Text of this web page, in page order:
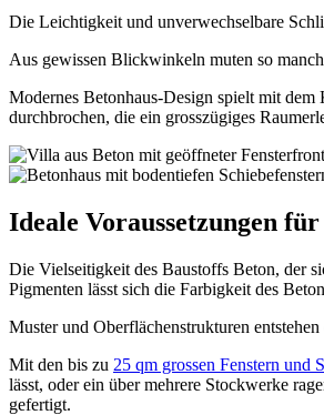
Die Leichtigkeit und unverwechselbare
Aus gewissen Blickwinkeln muten so
Modernes Betonhaus-Design spielt mit
durchbrochen, die ein grosszügiges
Ideale Voraussetzungen
Die Vielseitigkeit des Baustoffs Beton, der
Pigmenten lässt sich die Farbigkeit des
Muster und Oberflächenstrukturen
Mit den bis zu 25 qm grossen Fenstern und
lässt, oder ein über mehrere Stockwerke
gefertigt.